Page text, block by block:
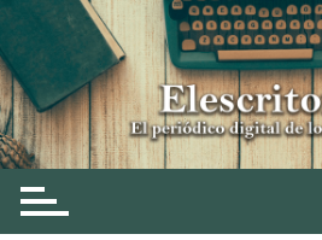
Skip
to
content
Elescritor.es
El periódico digital de los escritores